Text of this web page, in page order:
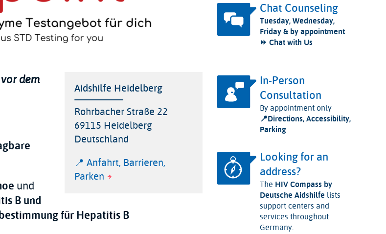
Location
Aidshilfe Heidelberg
Address
Rohrbacher Straße 22
69115 Heidelberg
Deutschland
Link
map
📍 Anfahrt, Barrieren,
Parken
dem
und
B und
für Hepatitis B
Chat Counseling
Tuesday, Wednesday,
Friday & by appointment
⏩ Chat with Us
In-Person
Consultation
By appointment only
📍Directions, Accessibility,
Parking
Looking for an
address?
The HIV Compass by
Deutsche Aidshilfe lists
support centers and
services throughout
Germany.